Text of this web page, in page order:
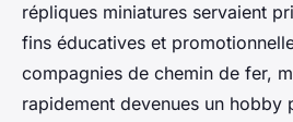
répliques miniatures servaient
fins éducatives et
compagnies de chemin de fer,
rapidement devenues un hobby